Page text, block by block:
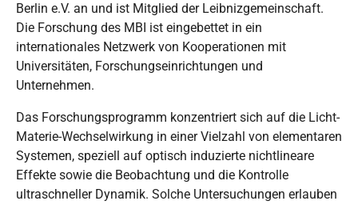
Berlin e.V. an und ist Mitglied der Leibnizgemeinschaft.
Die Forschung des MBI ist eingebettet in ein
internationales Netzwerk von Kooperationen mit
Universitäten, Forschungseinrichtungen und
Unternehmen.
Das Forschungsprogramm konzentriert sich auf die Licht-
Materie-Wechselwirkung in einer Vielzahl von elementaren
Systemen, speziell auf optisch induzierte nichtlineare
Effekte sowie die Beobachtung und die Kontrolle
ultraschneller Dynamik. Solche Untersuchungen erlauben